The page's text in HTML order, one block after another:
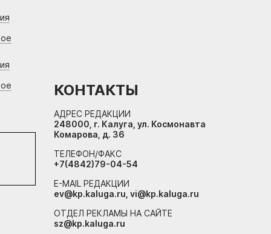
КОНТАКТЫ
АДРЕС РЕДАКЦИИ
248000, г. Калуга, ул. Космонавта
Комарова, д. 36
ТЕЛЕФОН/ФАКС
+7(4842)79-04-54
E-MAIL РЕДАКЦИИ
ev@kp.kaluga.ru, vi@kp.kaluga.ru
ОТДЕЛ РЕКЛАМЫ НА САЙТЕ
sz@kp.kaluga.ru